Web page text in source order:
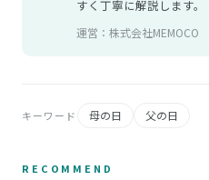
すく丁寧に解説します。
運営：株式会社MEMOCO
キーワード 母の日 父の日
RECOMMEND